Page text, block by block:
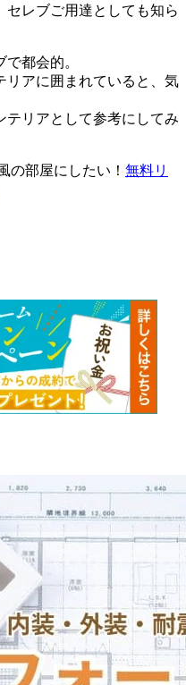
セレブご用達としても知ら
都会的。
リアに囲まれていると、気
テリアとして参考にしてみ
の部屋にしたい！ 無料リ